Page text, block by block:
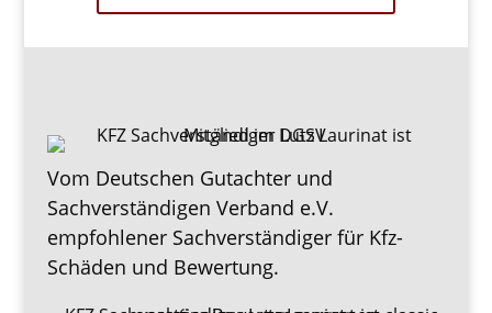
Vom Deutschen Gutachter und
Sachverständigen Verband e.V.
empfohlener Sachverständiger für Kfz-
Schäden und Bewertung.